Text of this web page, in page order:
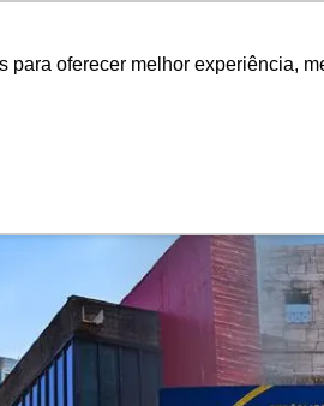
para oferecer melhor experiência,